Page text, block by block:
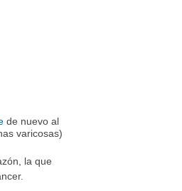
de nuevo al
varicosas)
la que